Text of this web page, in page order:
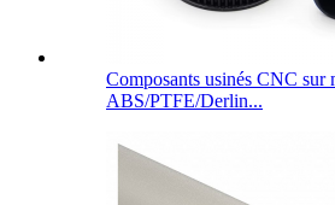
Composants usinés CNC sur
ABS/PTFE/Derlin...